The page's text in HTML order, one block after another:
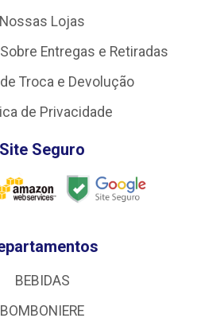
Nossas Lojas
Entregas e Retiradas
Troca e Devolução
de Privacidade
Site Seguro
BEBIDAS
BOMBONIERE